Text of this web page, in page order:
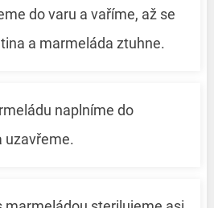
do varu a vaříme, až se
a marmeláda ztuhne.
naplníme do
uzavřeme.